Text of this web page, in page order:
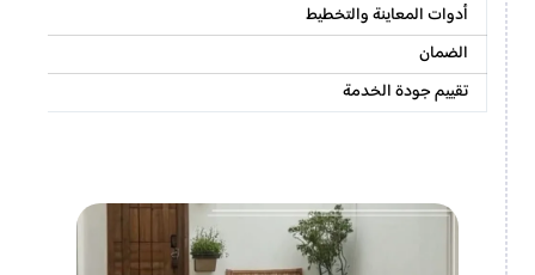
أدوات المعاينة والتخطيط
الضمان
تقييم جودة الخدمة